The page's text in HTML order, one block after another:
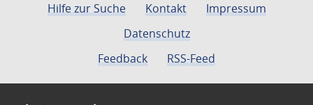
Hilfe zur Suche Kontakt
Impressum
Datenschutz
Feedback
RSS-Feed